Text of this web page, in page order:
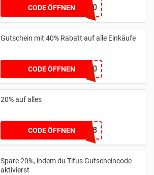
CODE ÖFFNENWEER10
Gutschein mit 40% Rabatt auf alle Einkäufe
CODE ÖFFNENFOSSIL40
20% auf alles
CODE ÖFFNEN11258
Spare 20%, indem du Titus Gutscheincode
aktivierst